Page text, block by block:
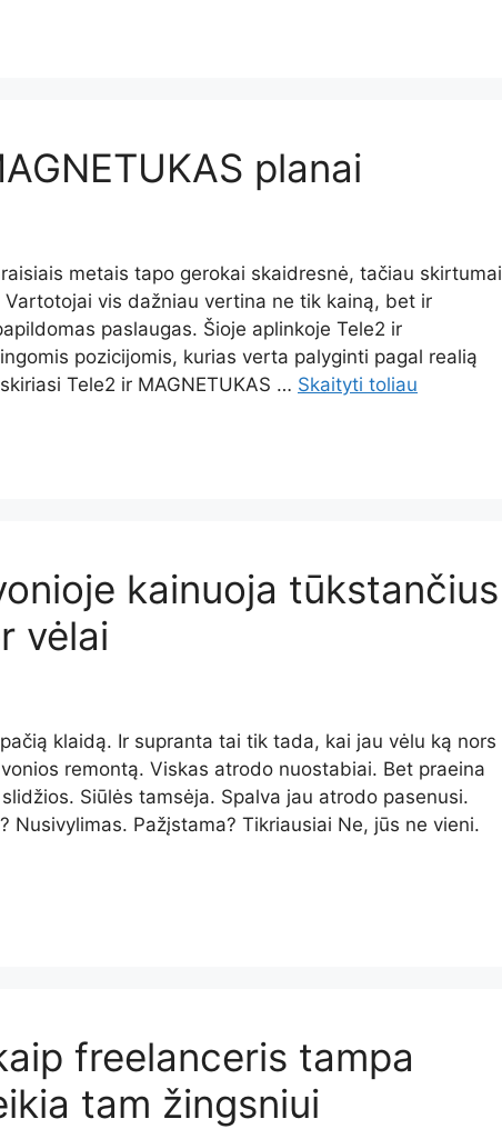
planai
metais tapo gerokai skaidresnė, tačiau skirtumai
vis dažniau vertina ne tik kainą, bet ir
paslaugas. Šioje aplinkoje Tele2 ir
pozicijomis, kurias verta palyginti pagal realią
Tele2 ir MAGNETUKAS … Skaityti toliau
kainuoja tūkstančius
vėlai
klaidą. Ir supranta tai tik tada, kai jau vėlu ką nors
remontą. Viskas atrodo nuostabiai. Bet praeina
Siūlės tamsėja. Spalva jau atrodo pasenusi.
Nusivylimas. Pažįstama? Tikriausiai Ne, jūs ne vieni.
freelanceris tampa
tam žingsniui